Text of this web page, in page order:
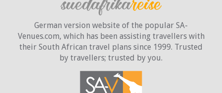
German version website of the popular SA-
Venues.com, which has been assisting travellers with
their South African travel plans since 1999. Trusted
by travellers; trusted by you.